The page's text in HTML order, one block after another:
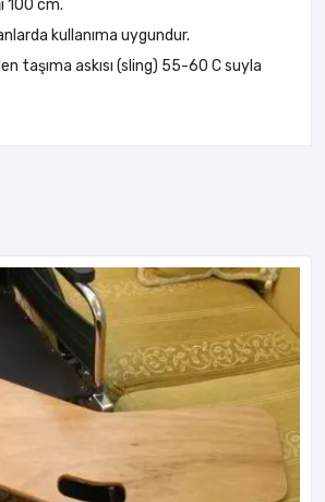
100 cm.
kullanıma uygundur.
taşıma askısı (sling) 55-60 C suyla